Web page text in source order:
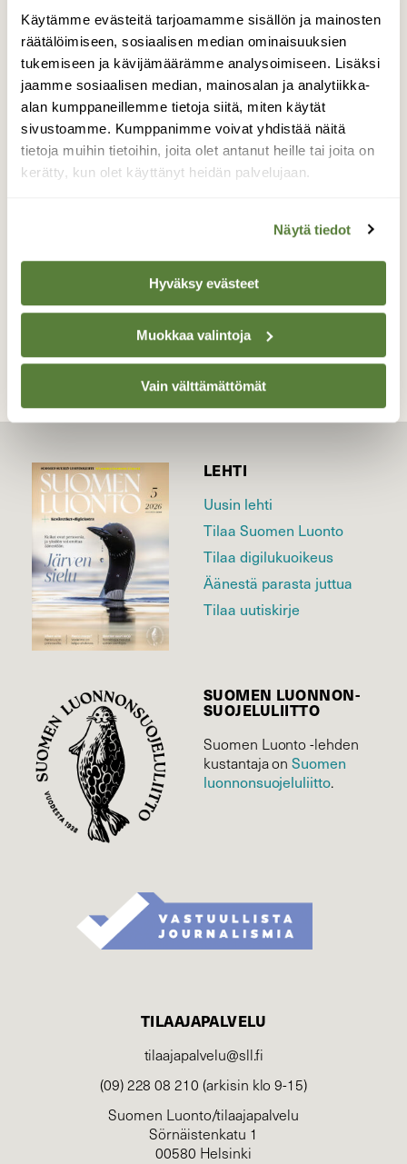
Käytämme evästeitä tarjoamamme sisällön ja mainosten
räätälöimiseen, sosiaalisen median ominaisuuksien
tukemiseen ja kävijämäärämme analysoimiseen. Lisäksi
jaamme sosiaalisen median, mainosalan ja analytiikka-
alan kumppaneillemme tietoja siitä, miten käytät
sivustoamme. Kumppanimme voivat yhdistää näitä
tietoja muihin tietoihin, joita olet antanut heille tai joita on
kerätty, kun olet käyttänyt heidän palvelujaan.
Näytä tiedot
Hyväksy evästeet
Muokkaa valintoja
Vain välttämättömät
Kevätiloa koskella
joulukuun lopulla
Koski on kuin keväällä, valoa vain kun tuonne
monttuun saisi, vaan kevättä kohtihan tässä
mennään.
LEHTI
Uusin lehti
Tilaa Suomen Luonto
Tilaa digilukuoikeus
Äänestä parasta juttua
Tilaa uutiskirje
SUOMEN LUONNON­
SUOJELU­LIITTO
Suomen Luonto -lehden
kustantaja onSuomen
luonnonsuojelu­liitto.
TILAAJAPALVELU
tilaajapalvelu@sll.fi
(09) 228 08 210 (arkisin klo 9-15)
Suomen Luonto/tilaajapalvelu
Sörnäistenkatu 1
00580 Helsinki